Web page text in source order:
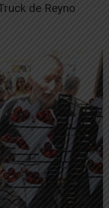
de Reyno